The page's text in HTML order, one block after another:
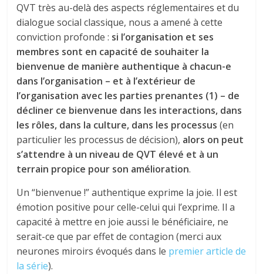
QVT très au-delà des aspects réglementaires et du
dialogue social classique, nous a amené à cette
conviction profonde : si l’organisation et ses
membres sont en capacité de souhaiter la
bienvenue de manière authentique à chacun-e
dans l’organisation – et à l’extérieur de
l’organisation avec les parties prenantes (1) – de
décliner ce bienvenue dans les interactions, dans
les rôles, dans la culture, dans les processus (en
particulier les processus de décision), alors on peut
s’attendre à un niveau de QVT élevé et à un
terrain propice pour son amélioration.
Un “bienvenue !” authentique exprime la joie. Il est
émotion positive pour celle-celui qui l’exprime. Il a
capacité à mettre en joie aussi le bénéficiaire, ne
serait-ce que par effet de contagion (merci aux
neurones miroirs évoqués dans le premier article de
la série).